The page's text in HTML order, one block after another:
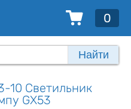
0
Найти
10 Светильник
GX53